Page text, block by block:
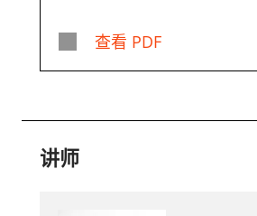
查看 PDF
讲师